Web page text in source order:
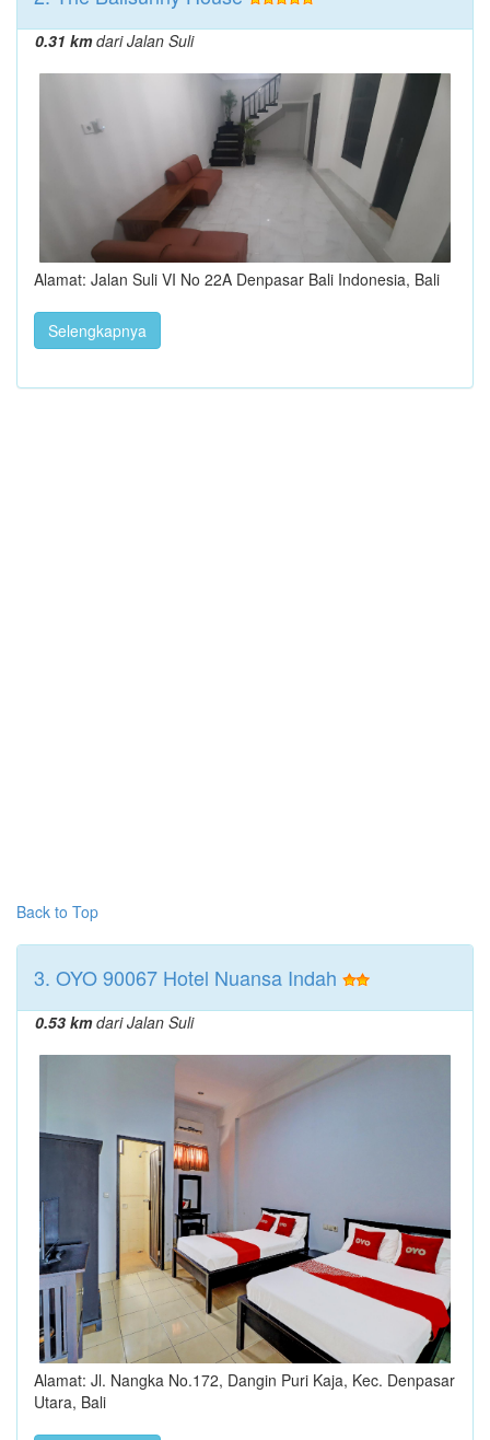
0.31 kmdari Jalan Suli
Alamat: Jalan Suli VI No 22A Denpasar Bali Indonesia, Bali
Selengkapnya
Back to Top
3. OYO 90067 Hotel Nuansa Indah
0.53 kmdari Jalan Suli
Alamat: Jl. Nangka No.172, Dangin Puri Kaja, Kec. Denpasar
Utara, Bali